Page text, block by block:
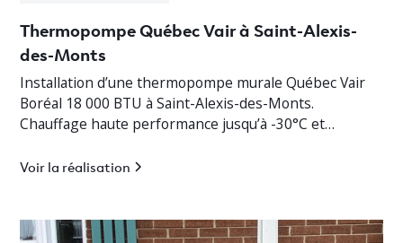
Thermopompe Québec Vair à Saint-Alexis-
des-Monts
Installation d’une thermopompe murale Québec Vair
Boréal 18 000 BTU à Saint-Alexis-des-Monts.
Chauffage haute performance jusqu’à -30°C et
Voir la réalisation